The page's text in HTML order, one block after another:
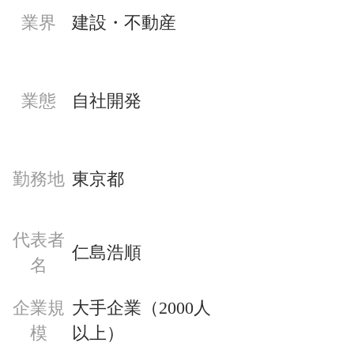
業界 建設・不動産
業態 自社開発
勤務地 東京都
代表者
名
仁島浩順
企業規
模
大手企業（2000人
以上）